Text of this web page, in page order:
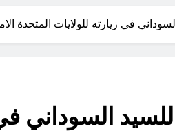
في زيارته للولايات المتحدة
السوداني